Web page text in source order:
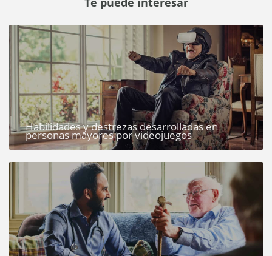
Habilidades y destrezas desarrolladas en
personas mayores por videojuegos